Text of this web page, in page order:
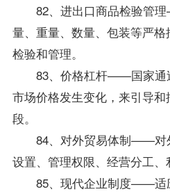
82、进出口商品检验管
量、重量、数量、包装等严
检验和管理。
83、价格杠杆——国家通
市场价格发生变化，来引导
段。
84、对外贸易体制——对
设置、管理权限、经营分工、
85、现代企业制度——适